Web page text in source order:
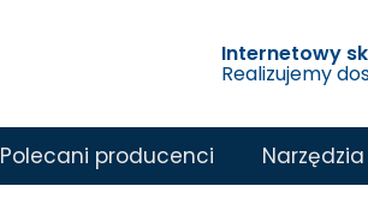
Internetowy
Realizujemy
Polecani producenci